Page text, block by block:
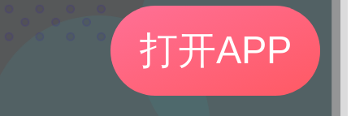
打开APP